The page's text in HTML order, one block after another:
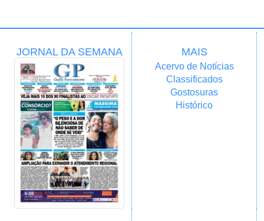
JORNAL DA SEMANA MAIS
Acervo de Notícias
Classificados
Gostosuras
Histórico